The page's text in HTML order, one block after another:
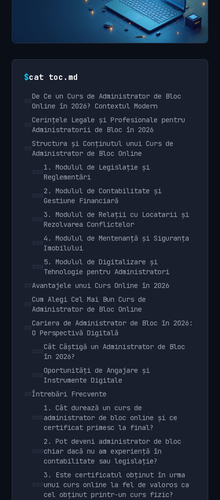
$cat toc.md
De Ce un Curs de Administrator de Bloc
Online în 2026? Contextul Modern
Cerințele Legale și Profesionale pentru
Administratorii de Bloc în 2026
Structura și Conținutul unui Curs de
Administrator de Bloc Online
1. Modulul de Legislație și
Reglementări
2. Modulul de Contabilitate și
Gestiune Financiară
3. Modulul de Relații cu Locatarii și
Rezolvarea Conflictelor
4. Modulul de Mentenanță și Siguranța
Imobilului
5. Modulul de Digitalizare și
Tehnologie pentru Administratori
Avantajele unui Curs Online în 2026
Cum Alegi Cel Mai Bun Curs de
Administrator de Bloc Online
Cariera de Administrator de Bloc în 2026:
O Perspectivă Digitală
Cât Câștigă un Administrator de Bloc
în 2026?
Oportunități de Angajare și
Instrumente Digitale
Întrebări Frecvente
1. Cât durează un curs de
administrator de bloc online și ce
certificat primesc la final?
2. Pot deveni administrator de bloc
chiar dacă nu am experiență în
contabilitate sau legislație?
3. Este certificatul obținut în urma
unui curs online la fel de valoros ca
cel obținut printr-un curs fizic?